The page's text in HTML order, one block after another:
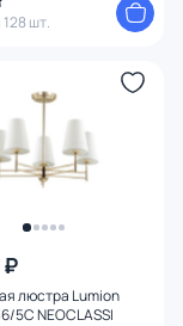
шт.
₽
люстра Lumion
5C NEOCLASSI